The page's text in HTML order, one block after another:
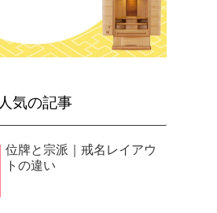
人気の記事
位牌と宗派｜戒名レイアウ
トの違い